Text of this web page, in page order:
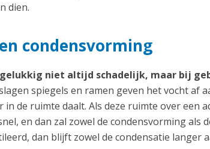
dien.
condensvorming
gelukkig niet altijd schadelijk, maar bij
spiegels en ramen geven het vocht af
de ruimte daalt. Als deze ruimte over een
en dan zal zowel de condensvorming
dan blijft zowel de condensatie langer